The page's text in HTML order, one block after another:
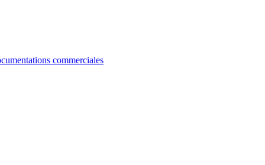
commerciales